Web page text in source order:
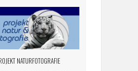
NATURFOTOGRAFIE